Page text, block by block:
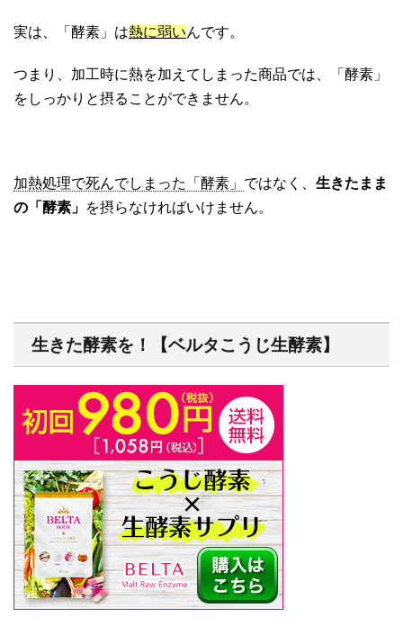
実は、「酵素」は熱に弱いんです。
つまり、加工時に熱を加えてしまった商品では、「酵素」
をしっかりと摂ることができません。
加熱処理で死んでしまった「酵素」 ではなく、 生きたまま
の「酵素」 を摂らなければいけません。
生きた酵素を！【ベルタこうじ生酵素】